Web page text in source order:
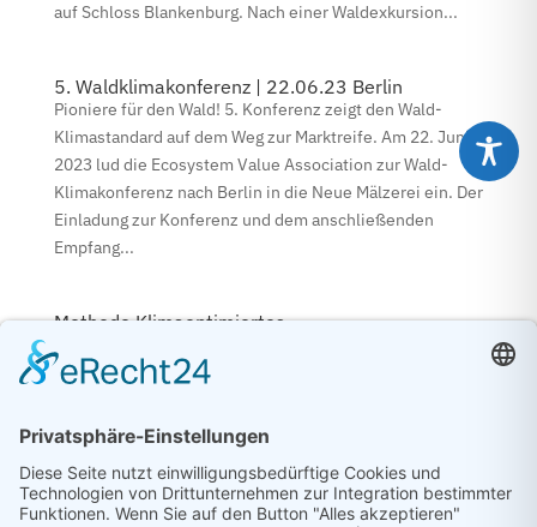
auf Schloss Blankenburg. Nach einer Waldexkursion...
5. Waldklimakonferenz | 22.06.23 Berlin
Pioniere für den Wald! 5. Konferenz zeigt den Wald-
Klimastandard auf dem Weg zur Marktreife. Am 22. Juni
2023 lud die Ecosystem Value Association zur Wald-
Klimakonferenz nach Berlin in die Neue Mälzerei ein. Der
Einladung zur Konferenz und dem anschließenden
Empfang...
Methode Klimaoptimiertes
Herzlichen Dank für Ihr Feedback. Die Methode ’03
Klimaoptimiertes Forstbetriebsmanagement befand sich
der Public Consultation. Alle Feedbacks sind
anonymisiert in der Feedback-Dokumentation
veröffentlicht. Erste...